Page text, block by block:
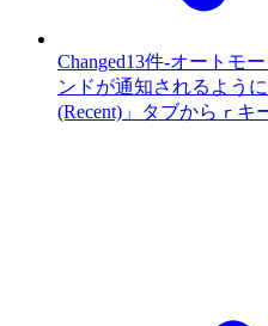
Changed13件-オートモ
ンドが通知されるように
(Recent)」タブから r キ